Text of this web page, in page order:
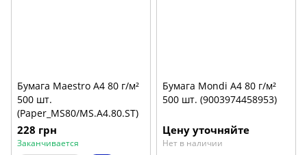
Бумага Maestro А4 80 г/м²
500 шт.
(Paper_MS80/MS.A4.80.ST)
228 грн
Заканчивается
Бумага Mondi А4 80 г/м²
500 шт. (9003974458953)
Цену уточняйте
Нет в наличии